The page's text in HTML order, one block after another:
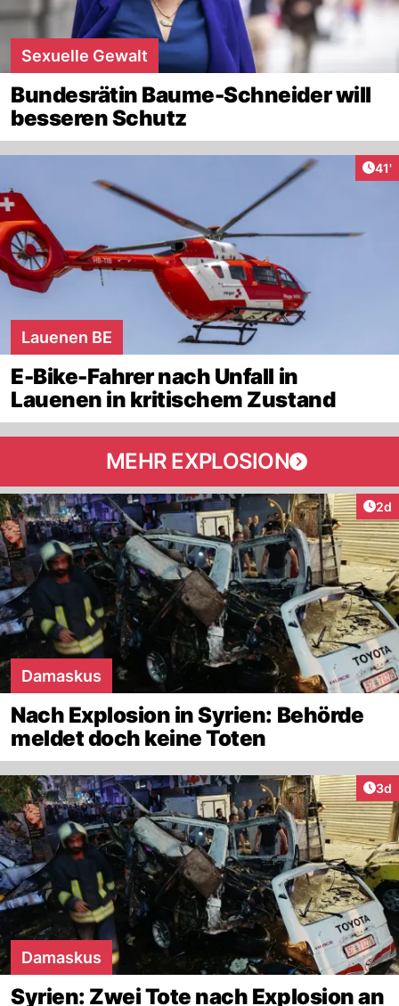
Sexuelle Gewalt
Bundesrätin Baume-Schneider will
besseren Schutz
41'
Lauenen BE
E-Bike-Fahrer nach Unfall in
Lauenen in kritischem Zustand
MEHR EXPLOSION
2d
Damaskus
Nach Explosion in Syrien: Behörde
meldet doch keine Toten
3d
Damaskus
Syrien: Zwei Tote nach Explosion an